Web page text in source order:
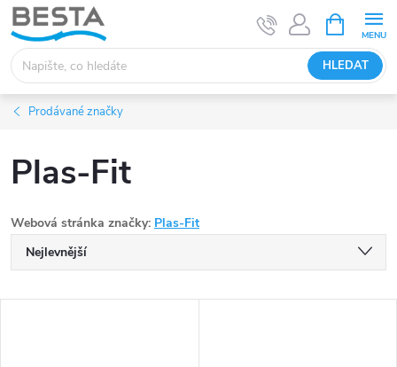
Přejít
na
obsah
HLEDAT
NÁKUPNÍ
KOŠÍK
Prodávané značky
Plas-Fit
Webová stránka značky: Plas-Fit
Ř
a
Nejlevnější